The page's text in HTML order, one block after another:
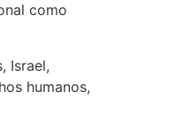
como
Israel,
humanos,